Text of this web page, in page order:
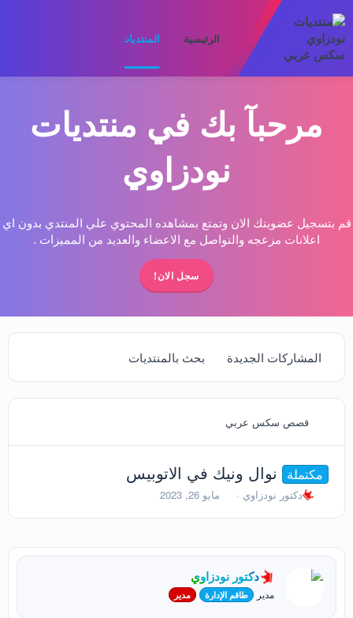
الرئيسية المنتديات
مرحبآ بك في منتديات
نودزاوي
قم بتسجيل عضويتك الان وتمتع بمشاهده المحتوي علي المنتدي بدون اي
اعلانات مزعجه والتواصل مع الاعضاء والعديد من المميزات .
سجل الان!
المشاركات الجديدة بحث بالمنتديات
قصص سكس عربي
مكتملة نوال ونيك في الاتوبيس
ب
د
ا
م
دكتور نودزاوي
ت
ر
خ
ل
ب
د
مايو 26, 2023
دكتور نودزاوي
مدير طاقم الإدارة مدير